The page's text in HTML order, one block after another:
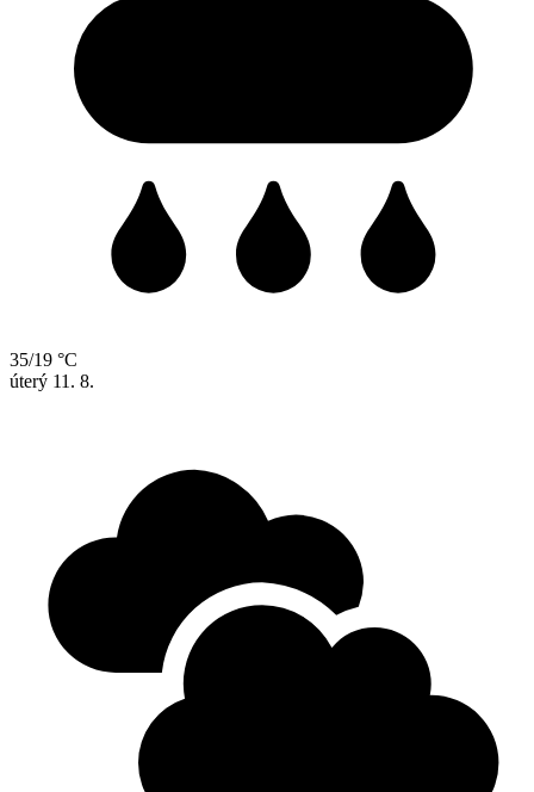
35/19 °C
úterý 11. 8.